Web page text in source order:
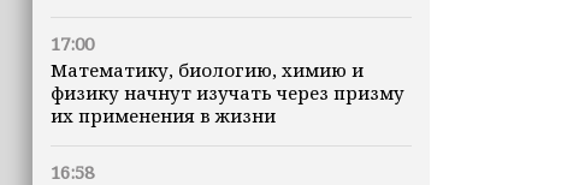
17:00
Математику, биологию, химию и
физику начнут изучать через призму
их применения в жизни
16:58